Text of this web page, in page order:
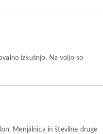
izkušnjo. Na voljo so
Menjalnica in številne druge